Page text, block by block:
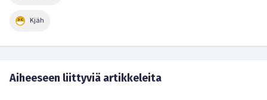
Kjäh
Aiheeseen liittyviä artikkeleita